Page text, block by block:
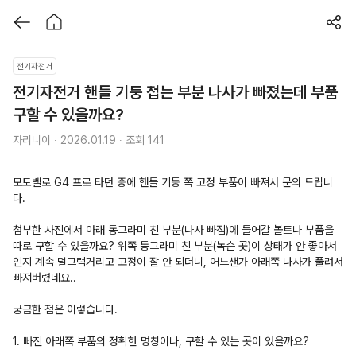
전기자전거
전기자전거 핸들 기둥 접는 부분 나사가 빠졌는데 부품
구할 수 있을까요?
자리니이 ∙ 2026.01.19 ∙ 조회 141
모토벨로 G4 프로 타던 중에 핸들 기둥 쪽 고정 부품이 빠져서 문의 드립니
다.
첨부한 사진에서 아래 동그라미 친 부분(나사 빠짐)에 들어갈 볼트나 부품을
따로 구할 수 있을까요? 위쪽 동그라미 친 부분(녹슨 곳)이 상태가 안 좋아서
인지 계속 덜그럭거리고 고정이 잘 안 되더니, 어느샌가 아래쪽 나사가 풀려서
빠져버렸네요..
궁금한 점은 이렇습니다.
1. 빠진 아래쪽 부품의 정확한 명칭이나, 구할 수 있는 곳이 있을까요?